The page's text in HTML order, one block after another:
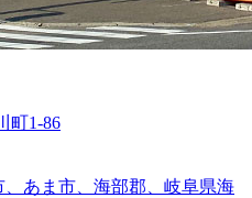
町1-86
あま市、海部郡、岐阜県海